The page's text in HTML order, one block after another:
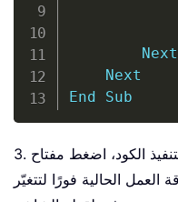
Next
Next
End
Sub
لتنفيذ الكود، اضغط مفتاح
الحالية فورًا لتتغيّر